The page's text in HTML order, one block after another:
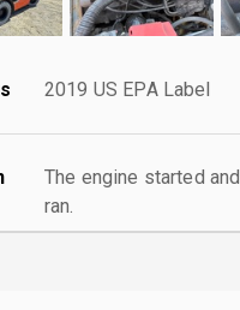
2019 US EPA Label
The engine started and
ran.